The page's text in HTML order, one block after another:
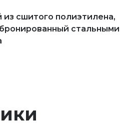
сшитого полиэтилена,
стальными